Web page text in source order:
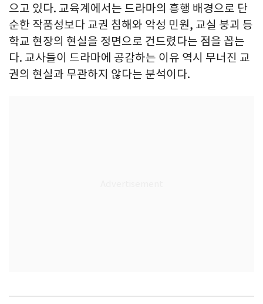
으고 있다. 교육계에서는 드라마의 흥행 배경으로 단
순한 작품성보다 교권 침해와 악성 민원, 교실 붕괴 등
학교 현장의 현실을 정면으로 건드렸다는 점을 꼽는
다. 교사들이 드라마에 공감하는 이유 역시 무너진 교
권의 현실과 무관하지 않다는 분석이다.